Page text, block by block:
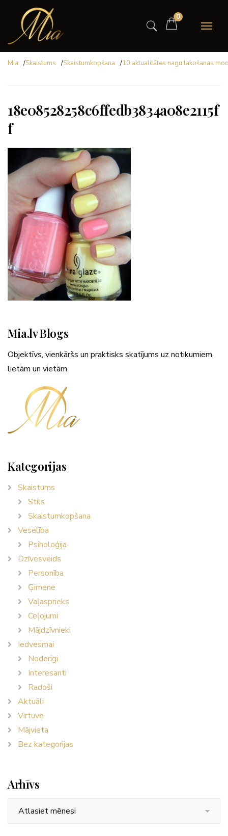
0
Mia /Skaistums /Skaistumkopšana /10 aktualitātes nagu lakošanas
18e08528258c6ffedb3834a08e2115f
f
Mia.lv Blogs
Objektīvs, vienkāršs un praktisks skatījums uz notikumiem,
lietām un vietām.
Kategorijas
Skaistums
Stils
Skaistumkopšana
Veselība
Psiholoģija
Dzīvesveids
Personība
Ģimene
Vaļasprieks
Ceļojumi
Mājdzīvnieki
Iedvesmai
Noderīgi
Interesanti
Radoši
Aktuāli
Virtuve
Mājvieta
Bez kategorijas
Arhīvs